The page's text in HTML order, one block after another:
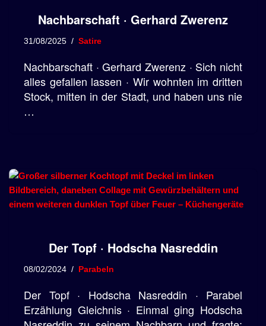
Nachbarschaft · Gerhard Zwerenz
31/08/2025 Satire
Nachbarschaft · Gerhard Zwerenz · Sich nicht
alles gefallen lassen · Wir wohnten im dritten
Stock, mitten in der Stadt, und haben uns nie
…
Der Topf · Hodscha Nasreddin
08/02/2024 Parabeln
Der Topf · Hodscha Nasreddin · Parabel
Erzählung Gleichnis · Einmal ging Hodscha